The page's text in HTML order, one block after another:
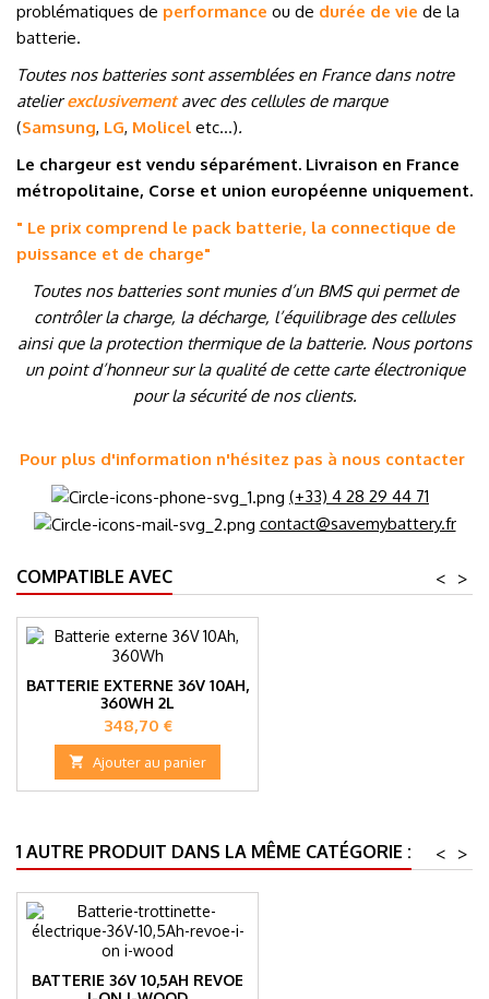
problématiques de performance ou de durée de vie de la
batterie.
Toutes nos batteries sont assemblées en France dans notre
atelierexclusivementavec des cellules de marque
(Samsung, LG, Molicel etc…).
Le chargeur est vendu séparément. Livraison en France
métropolitaine, Corse et union européenne uniquement.
" Le prix comprend le pack batterie, la connectique de
puissance et de charge"
Toutes nos batteries sont munies d’un BMS qui permet de
contrôler la charge, la décharge, l’équilibrage des cellules
ainsi que la protection thermique de la batterie. Nous portons
un point d’honneur sur la qualité de cette carte électronique
pour la sécurité de nos clients.
Pour plus d'information n'hésitez pas à nous contacter
(+33) 4 28 29 44 71
contact@savemybattery.fr
COMPATIBLE AVEC >
<
BATTERIE EXTERNE 36V 10AH,
360WH 2L
Prix
348,70 €
 Ajouter au panier
1 AUTRE PRODUIT DANS LA MÊME CATÉGORIE : >
<
BATTERIE 36V 10,5AH REVOE